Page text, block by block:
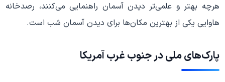
هرچه بهتر و علمی‌تر دیدن آسمان راهنمایی می‌کنند، رصدخانه
هاوایی یکی از بهترین مکان‌ها برای دیدن آسمان شب است.
پارک‌های ملی در جنوب غرب آمریکا